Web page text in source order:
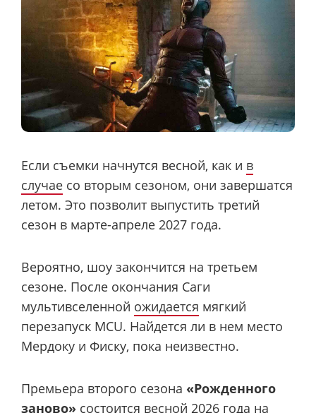
Если съемки начнутся весной, как и в
случае со вторым сезоном, они завершатся
летом. Это позволит выпустить третий
сезон в марте-апреле 2027 года.
Вероятно, шоу закончится на третьем
сезоне. После окончания Саги
мультивселенной ожидается мягкий
перезапуск MCU. Найдется ли в нем место
Мердоку и Фиску, пока неизвестно.
Премьера второго сезона «Рожденного
заново» состоится весной 2026 года на